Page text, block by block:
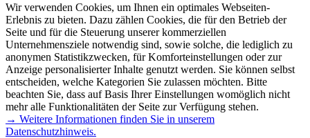
Wir verwenden Cookies, um Ihnen ein optimales Webseiten-
Erlebnis zu bieten. Dazu zählen Cookies, die für den Betrieb der
Seite und für die Steuerung unserer kommerziellen
Unternehmensziele notwendig sind, sowie solche, die lediglich zu
anonymen Statistikzwecken, für Komforteinstellungen oder zur
Anzeige personalisierter Inhalte genutzt werden. Sie können selbst
entscheiden, welche Kategorien Sie zulassen möchten. Bitte
beachten Sie, dass auf Basis Ihrer Einstellungen womöglich nicht
mehr alle Funktionalitäten der Seite zur Verfügung stehen.
→ Weitere Informationen finden Sie in unserem
Datenschutzhinweis.